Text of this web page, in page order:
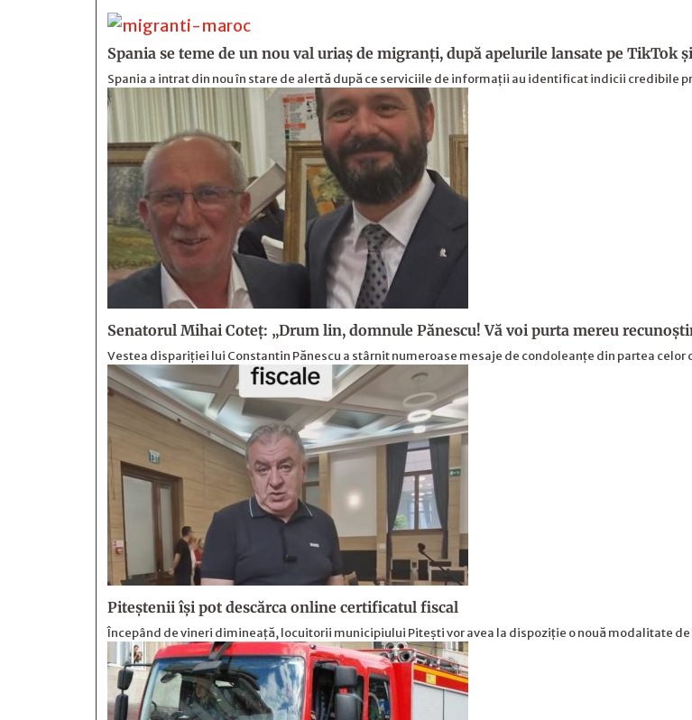
Spania se teme de un nou val uriaș de migranți, după apelurile lansate pe TikTok
Spania a intrat din nou în stare de alertă după ce serviciile de informații au identificat indicii credibile
Senatorul Mihai Coteț: „Drum lin, domnule Pănescu! Vă voi purta mereu
Vestea dispariției lui Constantin Pănescu a stârnit numeroase mesaje de condoleanțe din partea
Piteștenii își pot descărca online certificatul fiscal
Începând de vineri dimineață, locuitorii municipiului Pitești vor avea la dispoziție o nouă modalitate